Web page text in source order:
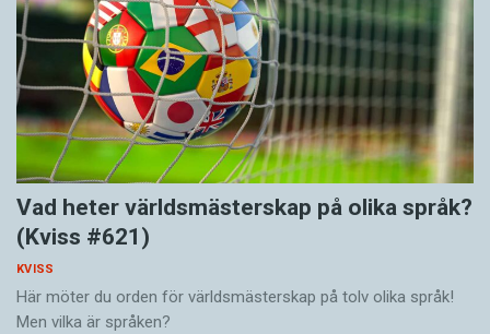
Vad heter världsmästerskap på olika språk?
(Kviss #621)
KVISS
Här möter du orden för världsmästerskap på tolv olika språk!
Men vilka är språken?